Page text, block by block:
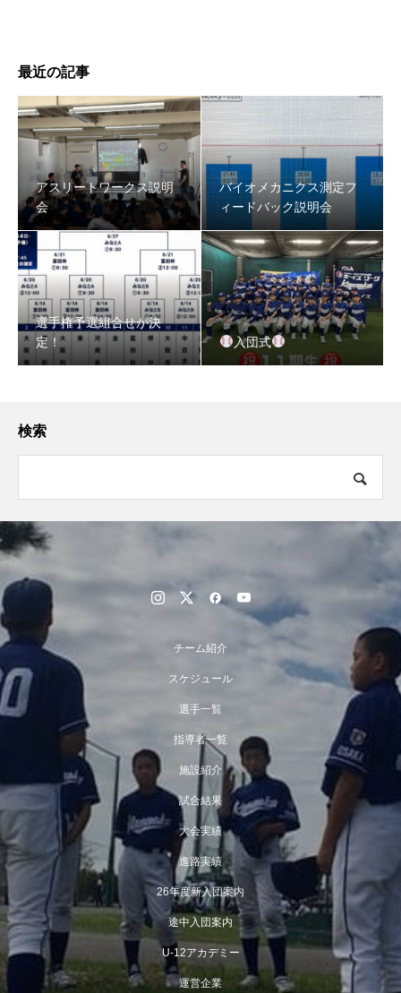
最近の記事
アスリートワークス説明
会
バイオメカニクス測定フ
ィードバック説明会
選手権予選組合せが決
定！
入団式
検索
チーム紹介
スケジュール
選手一覧
指導者一覧
施設紹介
試合結果
大会実績
進路実績
26年度新入団案内
途中入団案内
U-12アカデミー
運営企業